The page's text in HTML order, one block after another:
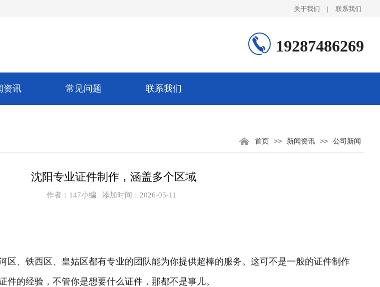
关于我们 | 联系我们
19287486269
资讯 常见问题 联系我们
首页 >> 新闻资讯 >> 公司新闻
沈阳专业证件制作，涵盖多个区域
作者： 147小编 添加时间：2026-05-11
区、铁西区、皇姑区都有专业的团队能为你提供超棒的服务。这可不是一般的证件制作
件的经验，不管你是想要什么证件，那都不是事儿。